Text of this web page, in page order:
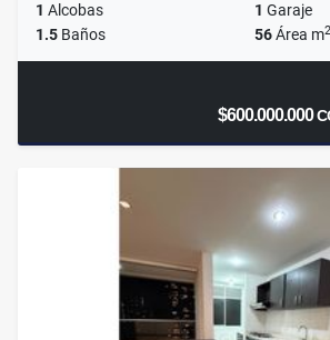
1 Alcobas 1 Garaje
1.5 Baños 56Área m2
$600.000.000